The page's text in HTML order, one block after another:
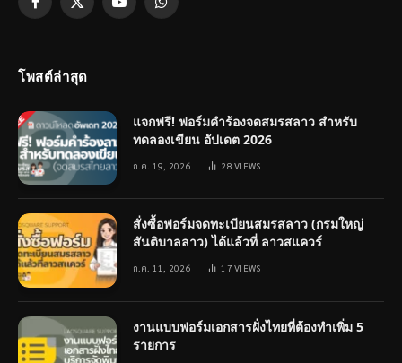
Facebook
X
YouTubeWhatsApp
โพสต์ล่าสุด
แจกฟรี! ฟอร์มคำร้องจดสมรสลาว สำหรับ
ทดลองเขียน อัปเดต 2026
ก.ค. 19, 2026 28VIEWS
สั่งซื้อฟอร์มจดทะเบียนสมรสลาว (กรมใหญ่
สันติบาลลาว) ได้แล้วที่ ลาวสแควร์
ก.ค. 11, 2026 17VIEWS
งานแบบฟอร์มเอกสารฝั่งไทยที่ต้องทำเพิ่ม 5
รายการ